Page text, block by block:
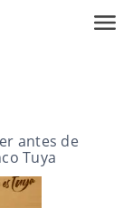
antes de
Tuya